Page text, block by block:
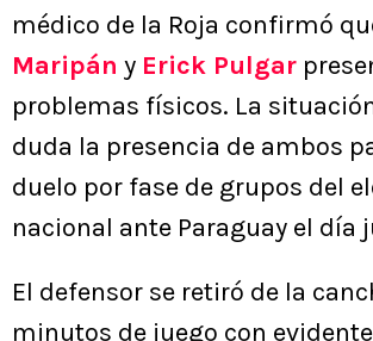
médico de la Roja confirmó
Maripán y Erick Pulgar
problemas físicos. La
duda la presencia de ambos
duelo por fase de grupos del
nacional ante Paraguay el día
El defensor se retiró de la
minutos de juego con